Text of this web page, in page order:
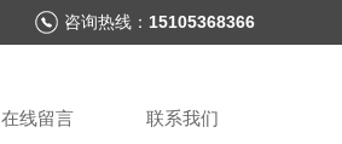
咨询热线： 15105368366
在线留言 联系我们